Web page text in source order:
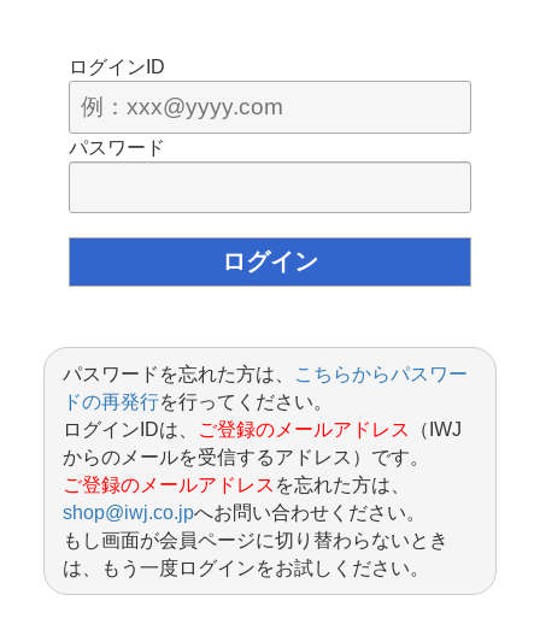
ログインID
パスワード
パスワードを忘れた方は、
こちらからパスワー
ドの再発行を行ってください。
ログインIDは、
ご登録のメールアドレス
（IWJ
からのメールを受信するアドレス）です。
ご登録のメールアドレス を忘れた方は、
shop@iwj.co.jpへお問い合わせください。
もし画面が会員ページに切り替わらないとき
は、もう一度ログインをお試しください。